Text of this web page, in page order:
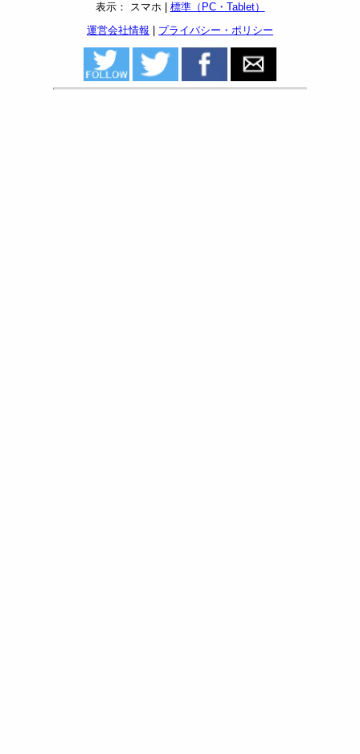
表示： スマホ | 標準（PC・Tablet）
運営会社情報
プライバシー・ポリシー